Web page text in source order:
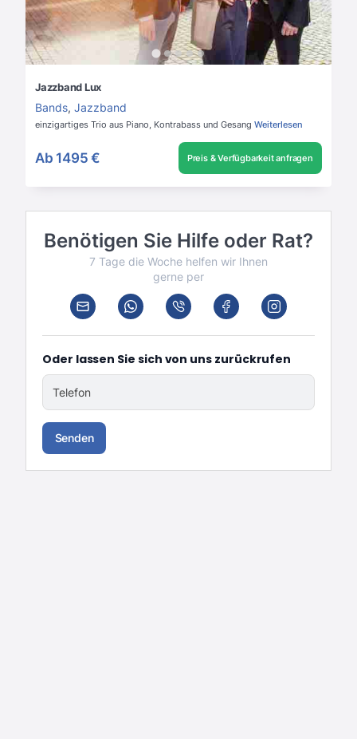
Jazzband Lux
Bands, Jazzband
einzigartiges Trio aus Piano, Kontrabass und Gesang Weiterlesen
Ab 1495 € Preis & Verfügbarkeit anfragen
Benötigen Sie Hilfe oder Rat?
7 Tage die Woche helfen wir Ihnen
gerne per
Oder lassen Sie sich von uns zurückrufen
Telefon
Senden